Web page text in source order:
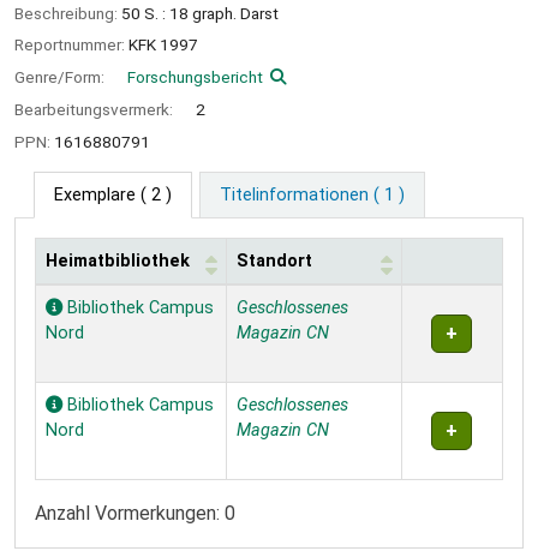
Beschreibung: 50 S. : 18 graph. Darst
Reportnummer: KFK 1997
Genre/Form:
Forschungsbericht
Bearbeitungsvermerk:
2
PPN: 1616880791
Exemplare ( 2 ) Titelinformationen ( 1 )
Exemplare
Heimatbibliothek Standort
Bibliothek Campus
Nord
Geschlossenes
Magazin CN
Bibliothek Campus
Nord
Geschlossenes
Magazin CN
Anzahl Vormerkungen: 0